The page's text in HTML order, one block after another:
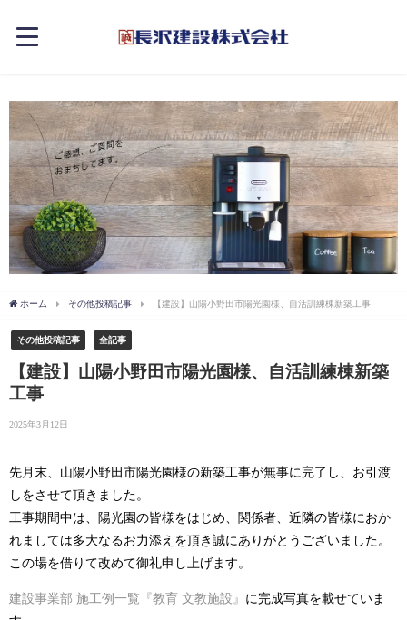
ホーム その他投稿記事 【建設】山陽小野田市陽光園様、自活訓練棟新築工事
その他投稿記事 全記事
【建設】山陽小野田市陽光園様、自活訓練棟新築
工事
2025年3月12日
先月末、山陽小野田市陽光園様の新築工事が無事に完了し、お引渡
しをさせて頂きました。
工事期間中は、陽光園の皆様をはじめ、関係者、近隣の皆様におか
れましては多大なるお力添えを頂き誠にありがとうございました。
この場を借りて改めて御礼申し上げます。
建設事業部 施工例一覧『教育 文教施設』 に完成写真を載せていま